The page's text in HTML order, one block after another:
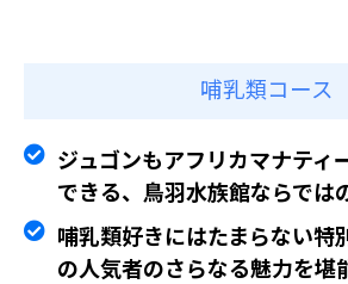
哺乳類コース
ジュゴンもアフリカマナティ
できる、鳥羽水族館ならでは
哺乳類好きにはたまらない特
の人気者のさらなる魅力を堪